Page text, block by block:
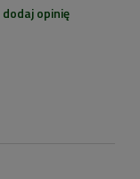
dodaj opinię